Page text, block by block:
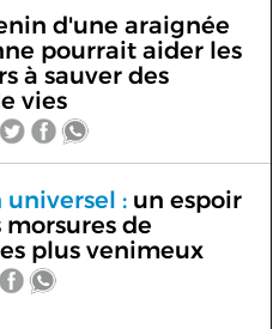
d'une araignée
pourrait aider les
à sauver des
vies
:un espoir
de
plus venimeux